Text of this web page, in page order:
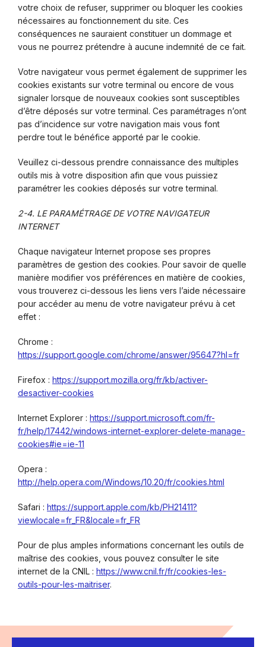
votre choix de refuser, supprimer ou bloquer les cookies
nécessaires au fonctionnement du site. Ces
conséquences ne sauraient constituer un dommage et
vous ne pourrez prétendre à aucune indemnité de ce fait.
Votre navigateur vous permet également de supprimer les
cookies existants sur votre terminal ou encore de vous
signaler lorsque de nouveaux cookies sont susceptibles
d’être déposés sur votre terminal. Ces paramétrages n’ont
pas d’incidence sur votre navigation mais vous font
perdre tout le bénéfice apporté par le cookie.
Veuillez ci-dessous prendre connaissance des multiples
outils mis à votre disposition afin que vous puissiez
paramétrer les cookies déposés sur votre terminal.
2-4. LE PARAMÉTRAGE DE VOTRE NAVIGATEUR
INTERNET
Chaque navigateur Internet propose ses propres
paramètres de gestion des cookies. Pour savoir de quelle
manière modifier vos préférences en matière de cookies,
vous trouverez ci-dessous les liens vers l’aide nécessaire
pour accéder au menu de votre navigateur prévu à cet
effet :
Chrome :
https://support.google.com/chrome/answer/95647?hl=fr
Firefox : https://support.mozilla.org/fr/kb/activer-
desactiver-cookies
Internet Explorer : https://support.microsoft.com/fr-
fr/help/17442/windows-internet-explorer-delete-manage-
cookies#ie=ie-11
Opera :
http://help.opera.com/Windows/10.20/fr/cookies.html
Safari : https://support.apple.com/kb/PH21411?
viewlocale=fr_FR&locale=fr_FR
Pour de plus amples informations concernant les outils de
maîtrise des cookies, vous pouvez consulter le site
internet de la CNIL : https://www.cnil.fr/fr/cookies-les-
outils-pour-les-maitriser.